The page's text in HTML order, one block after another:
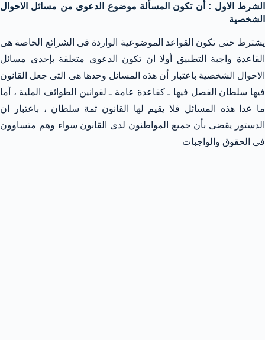
الشرط الاول : أن تكون المسألة موضوع الدعوى من مسائل الاحوال
الشخصية
يشترط حتى تكون القواعد الموضوعية الواردة فى الشرائع الخاصة هى
القاعدة واجبة التطبيق أولا ان تكون الدعوى متعلقة بإحدى مسائل
الاحوال الشخصية باعتبار أن هذه المسائل وحدها هى التى جعل القانون
فيها سلطان الفصل فيها ـ كقاعدة عامة ـ لقوانين الطوائف الملية ، أما
ما عدا هذه المسائل فلا يقيم لها القانون ثمة سلطان ، باعتبار ان
الدستور يقضى بأن جميع المواطنون لدى القانون سواء وهم متساوون
فى الحقوق والواجبات